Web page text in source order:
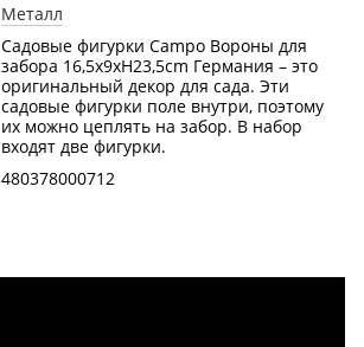
Металл
Садовые фигурки Campo Вороны для
забора 16,5x9xH23,5cm Германия – это
оригинальный декор для сада. Эти
садовые фигурки поле внутри, поэтому
их можно цеплять на забор. В набор
входят две фигурки.
480378000712